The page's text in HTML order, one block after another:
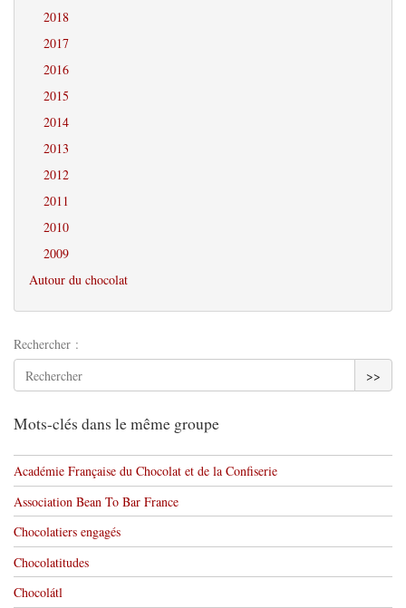
2018
2017
2016
2015
2014
2013
2012
2011
2010
2009
Autour du chocolat
Rechercher :
>>
Mots-clés dans le même groupe
Académie Française du Chocolat et de la Confiserie
Association Bean To Bar France
Chocolatiers engagés
Chocolatitudes
Chocolátl